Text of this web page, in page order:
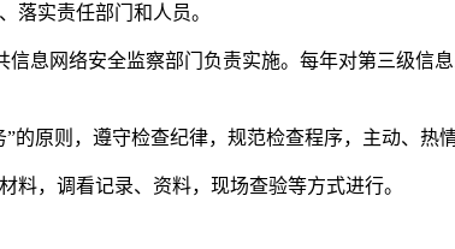
落实责任部门和人员。
网络安全监察部门负责实施。每年对第三级信
则，遵守检查纪律，规范检查程序，主动、热
，调看记录、资料，现场查验等方式进行。